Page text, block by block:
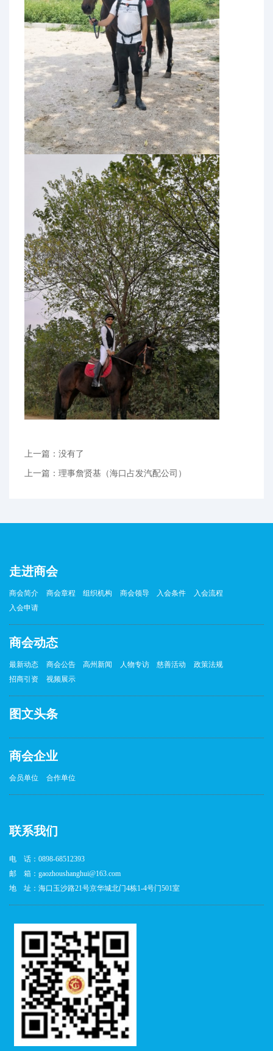
上一篇：没有了
上一篇：理事詹贤基（海口占发汽配公司）
走进商会
商会简介 商会章程 组织机构 商会领导 入会条件
入会流程
入会申请
商会动态
最新动态 商会公告 高州新闻 人物专访 慈善活动
政策法规
招商引资
视频展示
图文头条
商会企业
会员单位 合作单位
联系我们
电 话：0898-68512393
邮 箱：gaozhoushanghui@163.com
地 址：海口玉沙路21号京华城北门4栋1-4号门501室